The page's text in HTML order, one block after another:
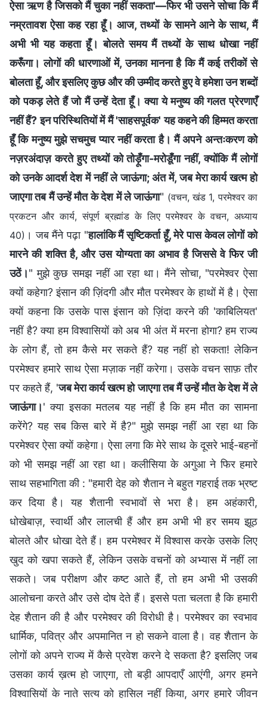
ऐसा ऋण है जिसको मैं चुका नहीं सकता'—फिर भी उसने सोचा कि मैं
नम्रतावश ऐसा कह रहा हूँ। आज, तथ्यों के सामने आने के साथ, मैं
अभी भी यह कहता हूँ। बोलते समय मैं तथ्यों के साथ धोखा नहीं
करूँगा। लोगों की धारणाओं में, उनका मानना है कि मैं कई तरीकों से
बोलता हूँ, और इसलिए कुछ और की उम्मीद करते हुए वे हमेशा उन शब्दों
को पकड़ लेते हैं जो मैं उन्हें देता हूँ। क्या ये मनुष्य की गलत प्रेरणाएँ
नहीं हैं? इन परिस्थितियों में मैं 'साहसपूर्वक' यह कहने की हिम्मत करता
हूँ कि मनुष्य मुझे सचमुच प्यार नहीं करता है। मैं अपने अन्तःकरण को
नज़रअंदाज़ करते हुए तथ्यों को तोड़ूँगा-मरोडूँगा नहीं, क्योंकि मैं लोगों
को उनके आदर्श देश में नहीं ले जाऊंगा; अंत में, जब मेरा कार्य खत्म हो
जाएगा तब मैं उन्हें मौत के देश में ले जाऊंगा" (वचन, खंड 1, परमेश्वर का
प्रकटन और कार्य, संपूर्ण ब्रह्मांड के लिए परमेश्वर के वचन, अध्याय
40) । जब मैंने पढ़ा "हालांकि मैं सृष्टिकर्ता हूँ, मेरे पास केवल लोगों को
मारने की शक्ति है, और उस योग्यता का अभाव है जिससे वे फिर जी
उठें।" मुझे कुछ समझ नहीं आ रहा था। मैंने सोचा, "परमेश्वर ऐसा
क्यों कहेगा? इंसान की ज़िंदगी और मौत परमेश्वर के हाथों में है। ऐसा
क्यों कहना कि उसके पास इंसान को ज़िंदा करने की 'काबिलियत'
नहीं है? क्या हम विश्वासियों को अब भी अंत में मरना होगा? हम राज्य
के लोग हैं, तो हम कैसे मर सकते हैं? यह नहीं हो सकता! लेकिन
परमेश्वर हमारे साथ ऐसा मज़ाक नहीं करेगा। उसके वचन साफ़ तौर
पर कहते हैं, 'जब मेरा कार्य खत्म हो जाएगा तब मैं उन्हें मौत के देश में ले
जाऊंगा।' क्या इसका मतलब यह नहीं है कि हम मौत का सामना
करेंगे? यह सब किस बारे में है?" मुझे समझ नहीं आ रहा था कि
परमेश्वर ऐसा क्यों कहेगा। ऐसा लगा कि मेरे साथ के दूसरे भाई-बहनों
को भी समझ नहीं आ रहा था। कलीसिया के अगुआ ने फिर हमारे
साथ सहभागिता की : "हमारी देह को शैतान ने बहुत गहराई तक भ्रष्ट
कर दिया है। यह शैतानी स्वभावों से भरा है। हम अहंकारी,
धोखेबाज़, स्वार्थी और लालची हैं और हम अभी भी हर समय झूठ
बोलते और धोखा देते हैं। हम परमेश्वर में विश्वास करके उसके लिए
खुद को खपा सकते हैं, लेकिन उसके वचनों को अभ्यास में नहीं ला
सकते। जब परीक्षण और कष्ट आते हैं, तो हम अभी भी उसकी
आलोचना करते और उसे दोष देते हैं। इससे पता चलता है कि हमारी
देह शैतान की है और परमेश्वर की विरोधी है। परमेश्वर का स्वभाव
धार्मिक, पवित्र और अपमानित न हो सकने वाला है। वह शैतान के
लोगों को अपने राज्य में कैसे प्रवेश करने दे सकता है? इसलिए जब
उसका कार्य ख़त्म हो जाएगा, तो बड़ी आपदाएँ आएंगी, अगर हमने
विश्वासियों के नाते सत्य को हासिल नहीं किया, अगर हमारे जीवन